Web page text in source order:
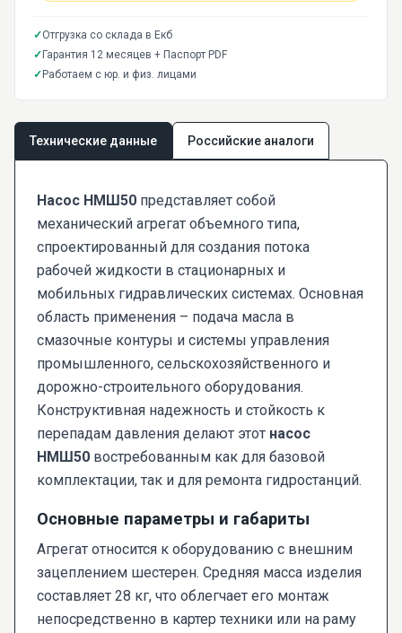
✓Отгрузка со склада в Екб
✓ Гарантия 12 месяцев + Паспорт PDF
✓ Работаем с юр. и физ. лицами
Технические данные Российские аналоги
Насос НМШ50 представляет собой
механический агрегат объемного типа,
спроектированный для создания потока
рабочей жидкости в стационарных и
мобильных гидравлических системах. Основная
область применения – подача масла в
смазочные контуры и системы управления
промышленного, сельскохозяйственного и
дорожно-строительного оборудования.
Конструктивная надежность и стойкость к
перепадам давления делают этот насос
НМШ50 востребованным как для базовой
комплектации, так и для ремонта гидростанций.
Основные параметры и габариты
Агрегат относится к оборудованию с внешним
зацеплением шестерен. Средняя масса изделия
составляет 28 кг, что облегчает его монтаж
непосредственно в картер техники или на раму